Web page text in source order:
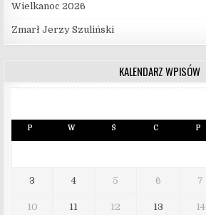
Wielkanoc 2026
Zmarł Jerzy Szuliński
KALENDARZ WPISÓW
P W Ś C P
3 4 5 6 7
10 11 12 13 14